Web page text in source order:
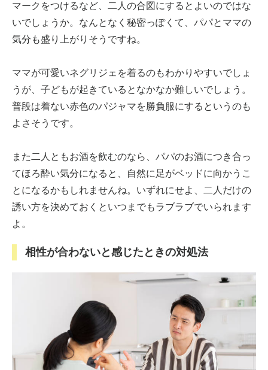
マークをつけるなど、二人の合図にするとよいのではな
いでしょうか。なんとなく秘密っぽくて、パパとママの
気分も盛り上がりそうですね。
ママが可愛いネグリジェを着るのもわかりやすいでしょ
うが、子どもが起きているとなかなか難しいでしょう。
普段は着ない赤色のパジャマを勝負服にするというのも
よさそうです。
また二人ともお酒を飲むのなら、パパのお酒につき合っ
てほろ酔い気分になると、自然に足がベッドに向かうこ
とになるかもしれませんね。いずれにせよ、二人だけの
誘い方を決めておくといつまでもラブラブでいられます
よ。
相性が合わないと感じたときの対処法